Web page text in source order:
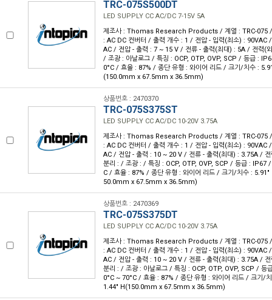
TRC-075S500DT
LED SUPPLY CC AC/DC 7-15V 5A
제조사 : Thomas Research Products / 계열 : TRC-075 /
: AC DC 컨버터 / 출력 개수 : 1 / 전압 - 입력(최소) : 90VAC
AC / 전압 - 출력 : 7 ~ 15 V / 전류 - 출력(최대) : 5A / 전력(
/ 조광 : 아날로그 / 특징 : OCP, OTP, OVP, SCP / 등급 :
0°C / 효율 : 87% / 종단 유형 : 와이어 리드 / 크기/치수 :
(150.0mm x 67.5mm x 36.5mm)
상품번호 : 2470370
TRC-075S375ST
LED SUPPLY CC AC/DC 10-20V 3.75A
제조사 : Thomas Research Products / 계열 : TRC-075 /
: AC DC 컨버터 / 출력 개수 : 1 / 전압 - 입력(최소) : 90VAC
AC / 전압 - 출력 : 10 ~ 20 V / 전류 - 출력(최대) : 3.75A /
분리 : / 조광 : / 특징 : OCP, OTP, OVP, SCP / 등급 : IP67
C / 효율 : 87% / 종단 유형 : 와이어 리드 / 크기/치수 :
50.0mm x 67.5mm x 36.5mm)
상품번호 : 2470369
TRC-075S375DT
LED SUPPLY CC AC/DC 10-20V 3.75A
제조사 : Thomas Research Products / 계열 : TRC-075 /
: AC DC 컨버터 / 출력 개수 : 1 / 전압 - 입력(최소) : 90VAC
AC / 전압 - 출력 : 10 ~ 20 V / 전류 - 출력(최대) : 3.75A /
분리 : / 조광 : 아날로그 / 특징 : OCP, OTP, OVP, SCP / 등
0°C ~ 70°C / 효율 : 87% / 종단 유형 : 와이어 리드 / 크기/
1.44" H(150.0mm x 67.5mm x 36.5mm)